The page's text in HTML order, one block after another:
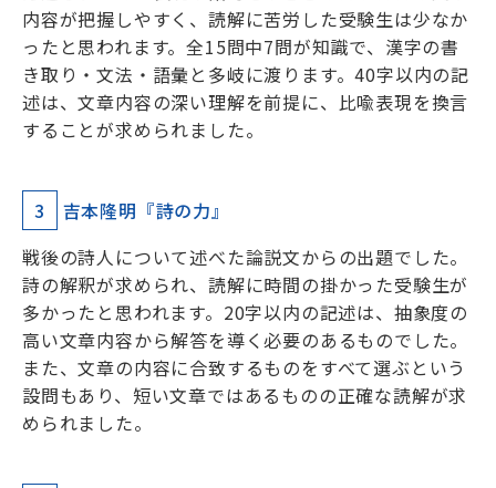
内容が把握しやすく、読解に苦労した受験生は少なか
ったと思われます。全15問中7問が知識で、漢字の書
き取り・文法・語彙と多岐に渡ります。40字以内の記
述は、文章内容の深い理解を前提に、比喩表現を換言
することが求められました。
3
吉本隆明『詩の力』
戦後の詩人について述べた論説文からの出題でした。
詩の解釈が求められ、読解に時間の掛かった受験生が
多かったと思われます。20字以内の記述は、抽象度の
高い文章内容から解答を導く必要のあるものでした。
また、文章の内容に合致するものをすべて選ぶという
設問もあり、短い文章ではあるものの正確な読解が求
められました。